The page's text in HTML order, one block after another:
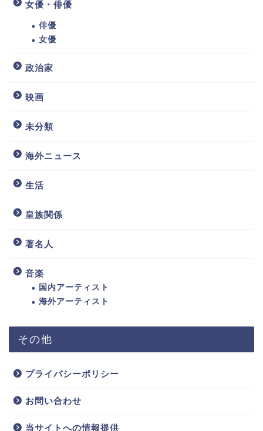
女優・俳優
俳優
女優
政治家
映画
未分類
海外ニュース
生活
皇族関係
著名人
音楽
国内アーティスト
海外アーティスト
その他
プライバシーポリシー
お問い合わせ
当サイトへの情報提供